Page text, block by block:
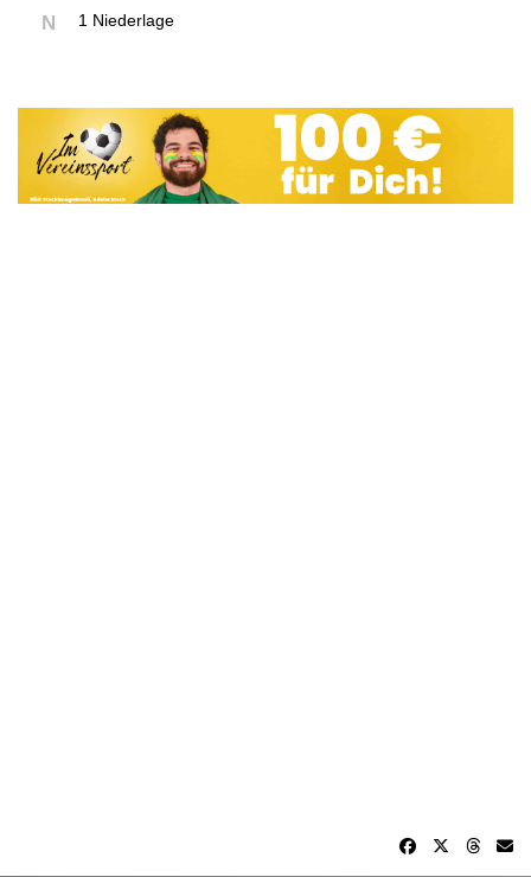
N 1 Niederlage